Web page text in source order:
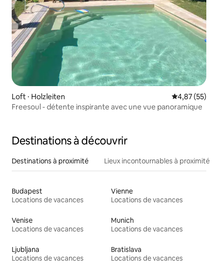
Loft ⋅ Holzleiten Évaluation
4,87 (55)
Freesoul - détente inspirante avec une vue panoramique
Destinations à découvrir
Destinations à proximité Lieux incontournables à proximité
Budapest
Locations de vacances
Vienne
Locations de vacances
Venise
Locations de vacances
Munich
Locations de vacances
Ljubljana
Locations de vacances
Bratislava
Locations de vacances